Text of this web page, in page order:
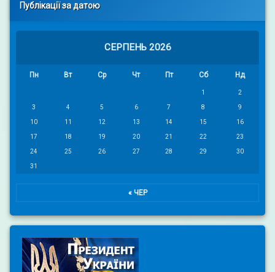
Публікації за датою
СЕРПЕНЬ 2026
Пн Вт Ср Чт Пт Сб Нд
1 2
3 4 5 6 7 8 9
10 11 12 13 14 15 16
17 18 19 20 21 22 23
24 25 26 27 28 29 30
31
« ЧЕР